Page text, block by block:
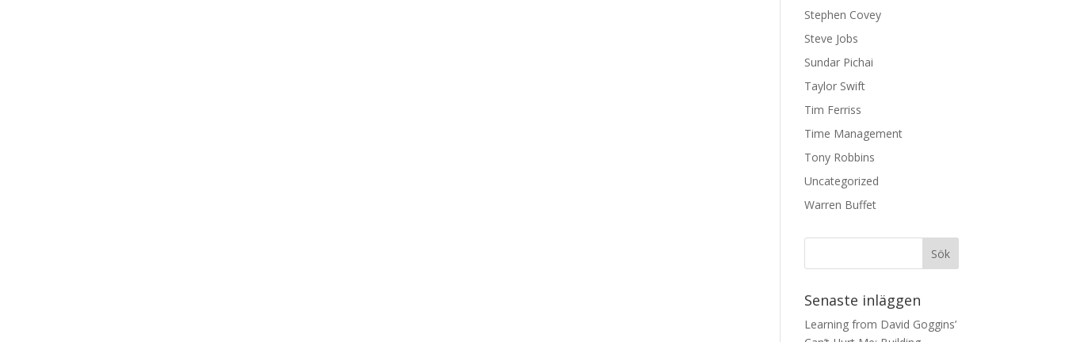
Stephen Covey
Steve Jobs
Sundar Pichai
Taylor Swift
Tim Ferriss
Time Management
Tony Robbins
Uncategorized
Warren Buffet
Senaste inläggen
Learning from David Goggins’